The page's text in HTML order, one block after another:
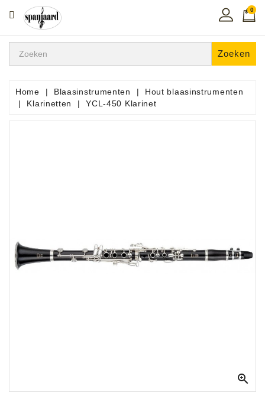
CATEGORIE
Home
In
De
Pro
Audio
Apparatuur
Microfoons
0
Zoeken
Home Blaasinstrumenten
Hout blaasinstrumenten
Klarinetten
YCL-450 Klarinet
